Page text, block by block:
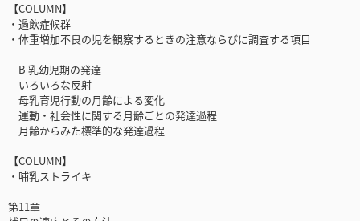
【COLUMN】
・過飲症候群
・体重増加不良の児を観察するときの注意ならびに調査する項目
B 乳幼児期の発達
いろいろな反射
母乳育児行動の月齢による変化
運動・社会性に関する月齢ごとの発達過程
月齢からみた標準的な発達過程
【COLUMN】
・哺乳ストライキ
第11章